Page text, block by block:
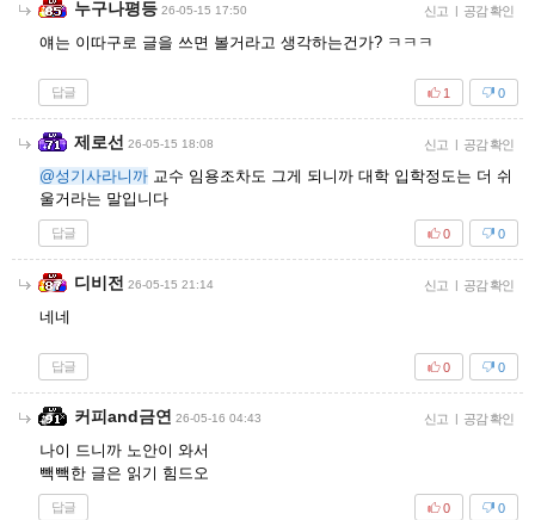
누구나평등 26-05-15 17:50 신고 | 공감 확인
얘는 이따구로 글을 쓰면 볼거라고 생각하는건가? ㅋㅋㅋ
답글 0
1
제로선 26-05-15 18:08 신고 | 공감 확인
@성기사라니까 교수 임용조차도 그게 되니까 대학 입학정도는 더 쉬
울거라는 말입니다
답글 0
0
디비전 26-05-15 21:14 신고 | 공감 확인
네네
답글 0
0
커피and금연 26-05-16 04:43 신고 | 공감 확인
나이 드니까 노안이 와서
빽빽한 글은 읽기 힘드오
답글 0
0